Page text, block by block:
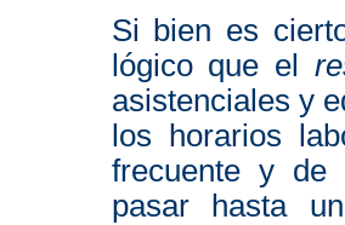
Si bien es
lógico que el
asistenciales y
los horarios
frecuente y de
pasar hasta